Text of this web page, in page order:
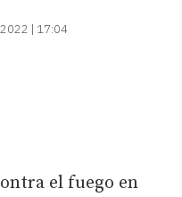
| 17:04
el fuego en